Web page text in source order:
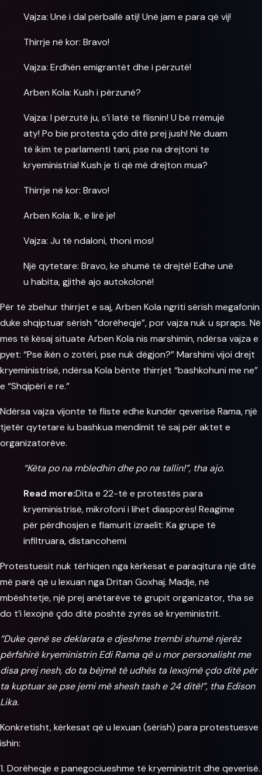
Vajza: Unë i dal përballë atij! Unë jam e para që vij!
Thirrje në kor: Bravo!
Vajza: Erdhën emigrantët dhe i përzutë!
Arben Kola: Kush i përzunë?
Vajza: I përzutë ju, s’i latë të flisnin! U bë rrëmujë
aty! Po bie protesta çdo ditë prej jush! Ne duam
të ikim te parlamenti tani, pse na drejtoni te
kryeministria! Kush je ti që më drejton mua?
Thirrje në kor: Bravo!
Arben Kola: Ik, e lirë je!
Vajza: Ju të ndaloni, thoni mos!
Një qytetare: Bravo, ke shumë të drejtë! Edhe unë
u habita, gjithë ajo autokolonë!
Për të zbehur thirrjet e saj, Arben Kola ngriti sërish megafonin
duke shqiptuar sërish “dorëheqje”, por vajza nuk u spraps. Në
mes të kësaj situate Arben Kola nis marshimin, ndërsa vajza e
pyet: “Pse ikën o zotëri, pse nuk dëgjon?” Marshimi vijoi drejt
kryeministrisë, ndërsa Kola bënte thirrjet “bashkohuni me ne”
e “Shqipëri e re.”
Ndërsa vajza vijonte të fliste edhe kundër qeverisë Rama, një
tjetër qytetare iu bashkua mendimit të saj për aktet e
organizatorëve.
“Këta po na mbledhin dhe po na tallin!”, tha ajo.
Read more:Dita e 22-të e protestës para
kryeministrisë, mikrofoni i lihet diasporës! Reagime
për përdhosjen e flamurit izraelit: Ka grupe të
infiltruara, distancohemi
Protestuesit nuk tërhiqen nga kërkesat e paraqitura një ditë
më parë që u lexuan nga Dritan Goxhaj. Madje, në
mbështetje, një prej anëtarëve të grupit organizator, tha se
do t’i lexojnë çdo ditë poshtë zyrës së kryeministrit.
“Duke qenë se deklarata e djeshme trembi shumë njerëz
përfshirë kryeministrinEdi Rama që u mor personalisht me
disa prej nesh, do ta bëjmë të udhës ta lexojmë çdo ditë për
ta kuptuar se pse jemi më shesh tash e 24 ditë!”, tha Edison
Lika.
Konkretisht, kërkesat që u lexuan (sërish) para protestuesve
ishin:
1. Dorëheqje e panegociueshme të kryeministrit dhe qeverisë.